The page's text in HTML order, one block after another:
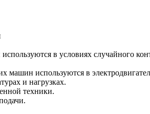
в условиях случайного
машин используются в
и нагрузках.
техники.